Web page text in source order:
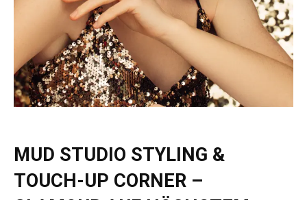
MUD STUDIO STYLING &
TOUCH-UP CORNER –